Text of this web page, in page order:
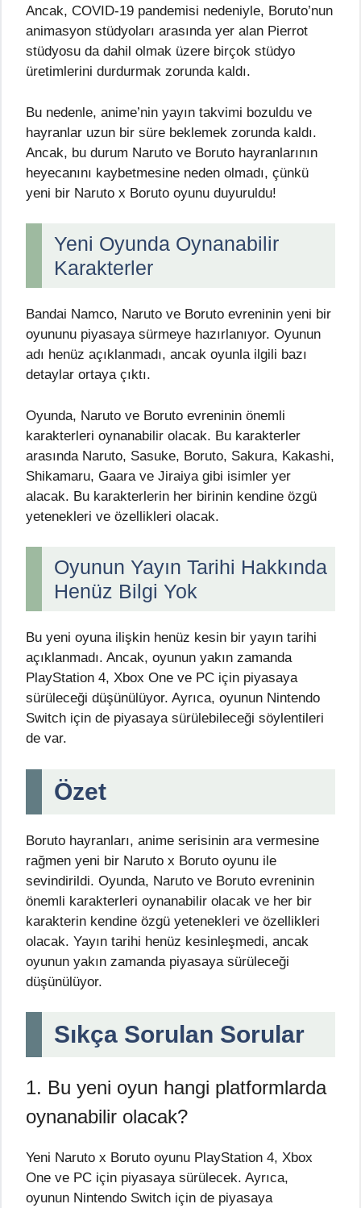
Ancak, COVID-19 pandemisi nedeniyle, Boruto’nun
animasyon stüdyoları arasında yer alan Pierrot
stüdyosu da dahil olmak üzere birçok stüdyo
üretimlerini durdurmak zorunda kaldı.
Bu nedenle, anime’nin yayın takvimi bozuldu ve
hayranlar uzun bir süre beklemek zorunda kaldı.
Ancak, bu durum Naruto ve Boruto hayranlarının
heyecanını kaybetmesine neden olmadı, çünkü
yeni bir Naruto x Boruto oyunu duyuruldu!
Yeni Oyunda Oynanabilir
Karakterler
Bandai Namco, Naruto ve Boruto evreninin yeni bir
oyununu piyasaya sürmeye hazırlanıyor. Oyunun
adı henüz açıklanmadı, ancak oyunla ilgili bazı
detaylar ortaya çıktı.
Oyunda, Naruto ve Boruto evreninin önemli
karakterleri oynanabilir olacak. Bu karakterler
arasında Naruto, Sasuke, Boruto, Sakura, Kakashi,
Shikamaru, Gaara ve Jiraiya gibi isimler yer
alacak. Bu karakterlerin her birinin kendine özgü
yetenekleri ve özellikleri olacak.
Oyunun Yayın Tarihi Hakkında
Henüz Bilgi Yok
Bu yeni oyuna ilişkin henüz kesin bir yayın tarihi
açıklanmadı. Ancak, oyunun yakın zamanda
PlayStation 4, Xbox One ve PC için piyasaya
sürüleceği düşünülüyor. Ayrıca, oyunun Nintendo
Switch için de piyasaya sürülebileceği söylentileri
de var.
Özet
Boruto hayranları, anime serisinin ara vermesine
rağmen yeni bir Naruto x Boruto oyunu ile
sevindirildi. Oyunda, Naruto ve Boruto evreninin
önemli karakterleri oynanabilir olacak ve her bir
karakterin kendine özgü yetenekleri ve özellikleri
olacak. Yayın tarihi henüz kesinleşmedi, ancak
oyunun yakın zamanda piyasaya sürüleceği
düşünülüyor.
Sıkça Sorulan Sorular
1. Bu yeni oyun hangi platformlarda
oynanabilir olacak?
Yeni Naruto x Boruto oyunu PlayStation 4, Xbox
One ve PC için piyasaya sürülecek. Ayrıca,
oyunun Nintendo Switch için de piyasaya